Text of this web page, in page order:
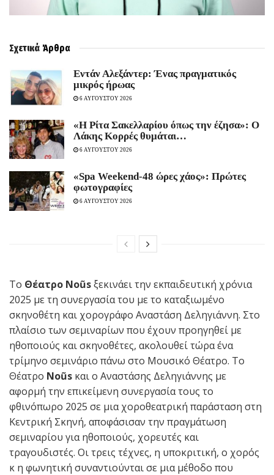
Σχετικά Άρθρα
Εντάν Αλεξάντερ: Ένας πραγματικός
μικρός ήρωας
6 ΑΥΓΟΥΣΤΟΥ 2026
«Η Ρίτα Σακελλαρίου όπως την έζησα»: Ο
Λάκης Κορρές θυμάται…
6 ΑΥΓΟΥΣΤΟΥ 2026
«Spa Weekend-48 ώρες χάος»: Πρώτες
φωτογραφίες
6 ΑΥΓΟΥΣΤΟΥ 2026
Το Θέατρο Noũsξεκινάει την εκπαιδευτική χρόνια
2025 με τη συνεργασία του με το καταξιωμένο
σκηνοθέτη και χορογράφο Αναστάση Δεληγιάννη. Στο
πλαίσιο των σεμιναρίων που έχουν προηγηθεί με
ηθοποιούς και σκηνοθέτες, ακολουθεί τώρα ένα
τρίμηνο σεμινάριο πάνω στο Μουσικό Θέατρο. Το
Θέατρο Noũs και ο Αναστάσης Δεληγιάννης με
αφορμή την επικείμενη συνεργασία τους το
φθινόπωρο 2025 σε μια χοροθεατρική παράσταση στη
Κεντρική Σκηνή, αποφάσισαν την πραγμάτωση
σεμιναρίου για ηθοποιούς, χορευτές και
τραγουδιστές. Οι τρεις τέχνες, η υποκριτική, ο χορός
κ η φωνητική συναντιούνται σε μια μέθοδο που